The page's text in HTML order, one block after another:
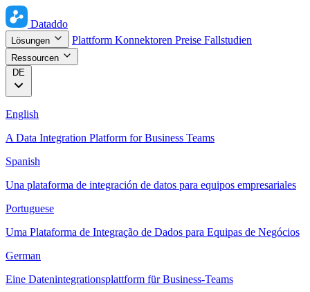
Dataddo
Lösungen Plattform Konnektoren Preise Fallstudien
Ressourcen
DE
English
A Data Integration Platform for Business Teams
Spanish
Una plataforma de integración de datos para equipos empresariales
Portuguese
Uma Plataforma de Integração de Dados para Equipas de Negócios
German
Eine Datenintegrationsplattform für Business-Teams